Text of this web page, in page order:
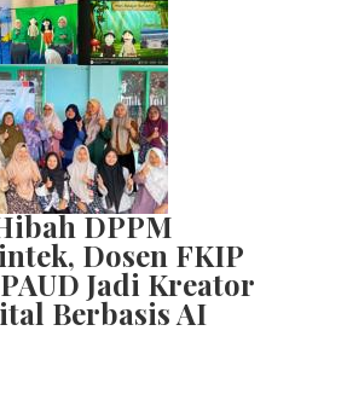
DPPM
Dosen FKIP
Jadi Kreator
Berbasis AI